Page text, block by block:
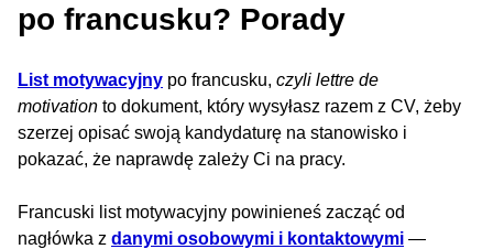
po francusku? Porady
List motywacyjny po francusku, czyli lettre de
motivation to dokument, który wysyłasz razem z CV, żeby
szerzej opisać swoją kandydaturę na stanowisko i
pokazać, że naprawdę zależy Ci na pracy.
Francuski list motywacyjny powinieneś zacząć od
nagłówka z danymi osobowymi i kontaktowymi —